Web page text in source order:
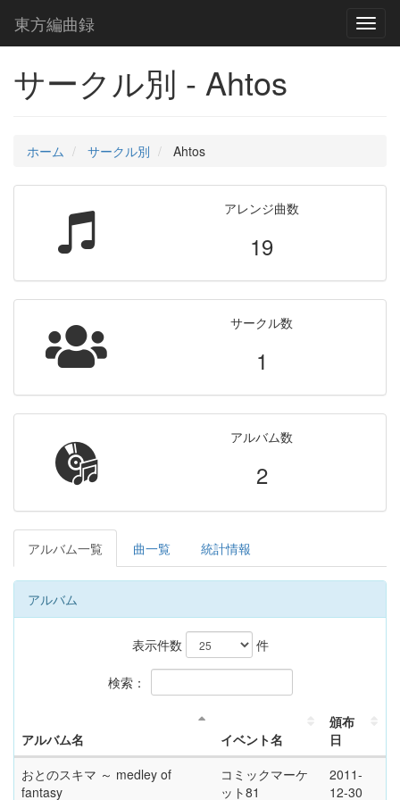
東方編曲録
サークル別 - Ahtos
ホーム サークル別 Ahtos
アレンジ曲数
19
サークル数
1
アルバム数
2
アルバム一覧 曲一覧 統計情報
アルバム
表示件数 件
検索：
アルバム名 イベント名
頒布
日
おとのスキマ ～ medley of
fantasy
コミックマーケ
ット81
2011-
12-30